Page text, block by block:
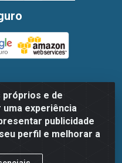
e de
experiência
publicidade
perfil e melhorar a
LTDA - Avenida
1048- Imbiribeira,
30.779.584/0003-78